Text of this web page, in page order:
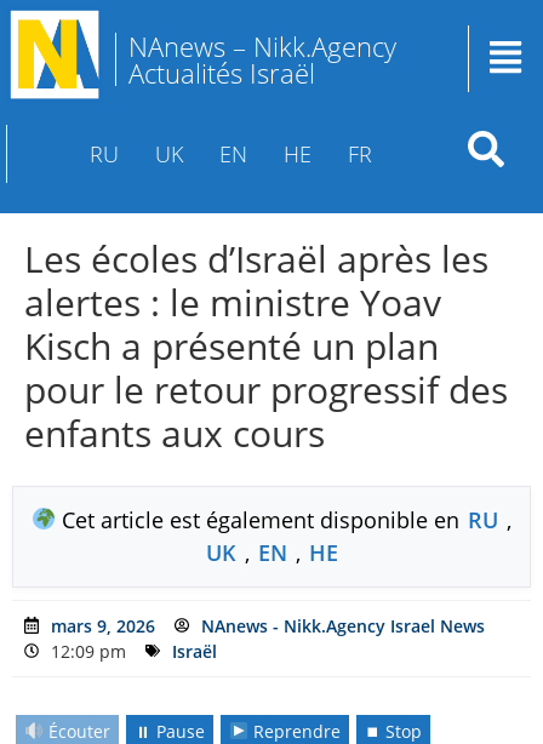
NAnews – Nikk.Agency
Actualités Israël
RU UK EN HE FR
Les écoles d’Israël après les
alertes : le ministre Yoav
Kisch a présenté un plan
pour le retour progressif des
enfants aux cours
Cet article est également disponible en RU ,
UK , EN , HE
mars 9, 2026
NAnews - Nikk.Agency Israel News
12:09 pm
Israël
Écouter ⏸ Pause Reprendre ⏹ Stop